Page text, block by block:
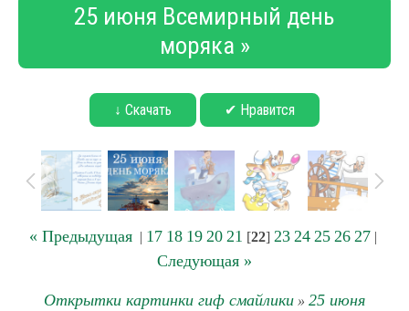
25 июня Всемирный день
моряка »
↓ Скачать ✔ Нравится
« Предыдущая| 17 18 19 20 21 [22] 23 24 25 26 27|
Следующая »
Открытки картинки гиф смайлики » 25 июня